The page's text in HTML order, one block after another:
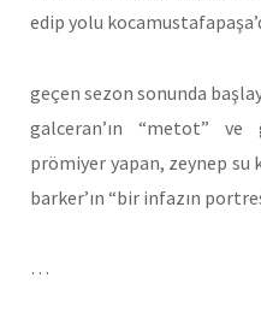
edip yolu
geçen sezon sonunda
galceran’ın “metot” ve
prömiyer yapan, zeynep su
barker’ın “bir infazın
…